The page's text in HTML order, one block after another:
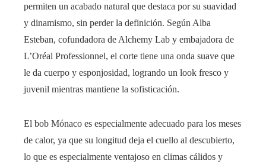
permiten un acabado natural que destaca por su suavidad
y dinamismo, sin perder la definición. Según Alba
Esteban, cofundadora de Alchemy Lab y embajadora de
L’Oréal Professionnel, el corte tiene una onda suave que
le da cuerpo y esponjosidad, logrando un look fresco y
juvenil mientras mantiene la sofisticación.
El bob Mónaco es especialmente adecuado para los meses
de calor, ya que su longitud deja el cuello al descubierto,
lo que es especialmente ventajoso en climas cálidos y